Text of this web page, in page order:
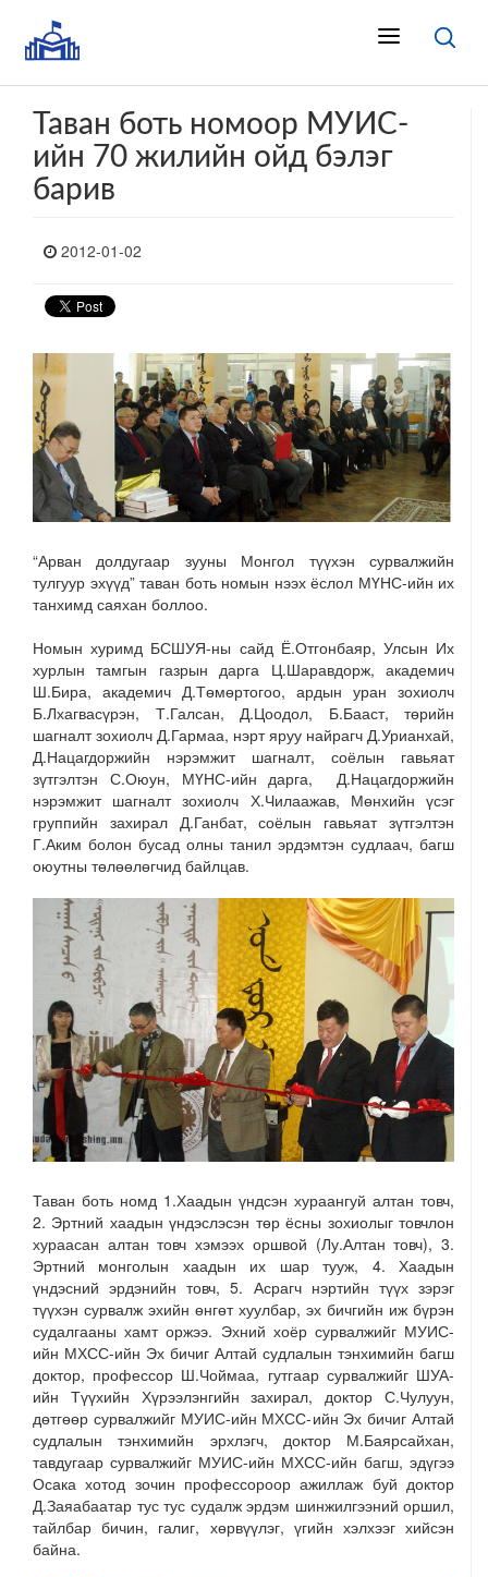
Таван боть номоор МУИС-
ийн 70 жилийн ойд бэлэг
барив
2012-01-02
“Арван долдугаар зууны Монгол түүхэн сурвалжийн
тулгуур эхүүд” таван боть номын нээх ёслол МҮНС-ийн их
танхимд саяхан боллоо.
Номын хуримд БСШУЯ-ны сайд Ё.Отгонбаяр, Улсын Их
хурлын тамгын газрын дарга Ц.Шаравдорж, академич
Ш.Бира, академич Д.Төмөртогоо, ардын уран зохиолч
Б.Лхагвасүрэн, Т.Галсан, Д.Цоодол, Б.Бааст, төрийн
шагналт зохиолч Д.Гармаа, нэрт яруу найрагч Д.Урианхай,
Д.Нацагдоржийн нэрэмжит шагналт, соёлын гавьяат
зүтгэлтэн С.Оюун, МҮНС-ийн дарга, Д.Нацагдоржийн
нэрэмжит шагналт зохиолч Х.Чилаажав, Мөнхийн үсэг
группийн захирал Д.Ганбат, соёлын гавьяат зүтгэлтэн
Г.Аким болон бусад олны танил эрдэмтэн судлаач, багш
оюутны төлөөлөгчид байлцав.
Таван боть номд 1.Хаадын үндсэн хураангуй алтан товч,
2. Эртний хаадын үндэслэсэн төр ёсны зохиолыг товчлон
хураасан алтан товч хэмээх оршвой (Лу.Алтан товч), 3.
Эртний монголын хаадын их шар тууж, 4. Хаадын
үндэсний эрдэнийн товч, 5. Асрагч нэртийн түүх зэрэг
түүхэн сурвалж эхийн өнгөт хуулбар, эх бичгийн иж бүрэн
судалгааны хамт оржээ. Эхний хоёр сурвалжийг МУИС-
ийн МХСС-ийн Эх бичиг Алтай судлалын тэнхимийн багш
доктор, профессор Ш.Чоймаа, гутгаар сурвалжийг ШУА-
ийн Түүхийн Хүрээлэнгийн захирал, доктор С.Чулуун,
дөтгөөр сурвалжийг МУИС-ийн МХСС-ийн Эх бичиг Алтай
судлалын тэнхимийн эрхлэгч, доктор М.Баярсайхан,
тавдугаар сурвалжийг МУИС-ийн МХСС-ийн багш, эдүгээ
Осака хотод зочин профессороор ажиллаж буй доктор
Д.Заяабаатар тус тус судалж эрдэм шинжилгээний оршил,
тайлбар бичин, галиг, хөрвүүлэг, үгийн хэлхээг хийсэн
байна.